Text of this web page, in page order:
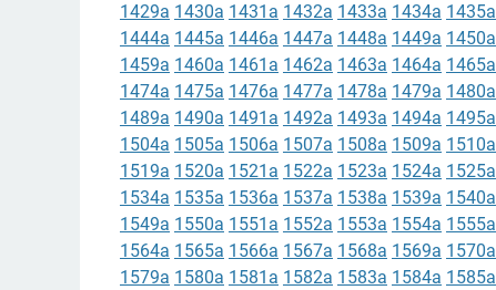
1429a 1430a 1431a 1432a 1433a 1434a 1435a
1444a 1445a 1446a 1447a 1448a 1449a 1450a
1459a 1460a 1461a 1462a 1463a 1464a 1465a
1474a 1475a 1476a 1477a 1478a 1479a 1480a
1489a 1490a 1491a 1492a 1493a 1494a 1495a
1504a 1505a 1506a 1507a 1508a 1509a 1510a
1519a 1520a 1521a 1522a 1523a 1524a 1525a
1534a 1535a 1536a 1537a 1538a 1539a 1540a
1549a 1550a 1551a 1552a 1553a 1554a 1555a
1564a 1565a 1566a 1567a 1568a 1569a 1570a
1579a 1580a 1581a 1582a 1583a 1584a 1585a